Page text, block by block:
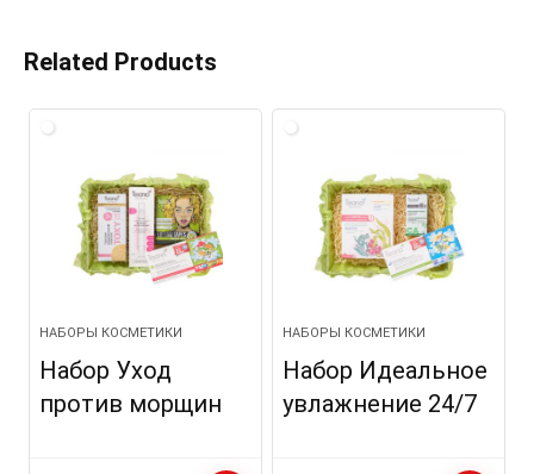
Related Products
НАБОРЫ КОСМЕТИКИ
Набор Уход
против морщин
НАБОРЫ КОСМЕТИКИ
Набор Идеальное
увлажнение 24/7